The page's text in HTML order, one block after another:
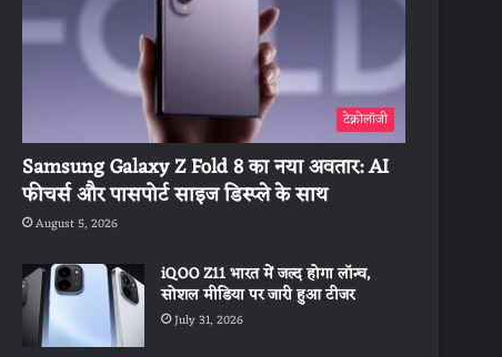
टेक्नोलॉजी
Samsung Galaxy Z Fold 8 का नया अवतार: AI
फीचर्स और पासपोर्ट साइज डिस्प्ले के साथ
August 5, 2026
iQOO Z11 भारत में जल्द होगा लॉन्च,
सोशल मीडिया पर जारी हुआ टीजर
July 31, 2026